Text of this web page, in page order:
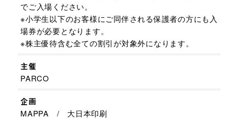
でご入場ください。
※小学生以下のお客様にご同伴される保護者の方にも入
場券が必要となります。
※株主優待含む全ての割引が対象外になります。
主催
PARCO
企画
MAPPA / 大日本印刷